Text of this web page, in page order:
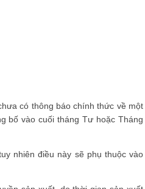
có thông báo chính thức về một
bố vào cuối tháng Tư hoặc Tháng
nhiên điều này sẽ phụ thuộc vào